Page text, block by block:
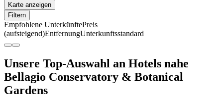
Karte anzeigen
Filtern
Empfohlene UnterkünftePreis
(aufsteigend)EntfernungUnterkunftsstandard
Unsere Top-Auswahl an Hotels nahe
Bellagio Conservatory & Botanical
Gardens